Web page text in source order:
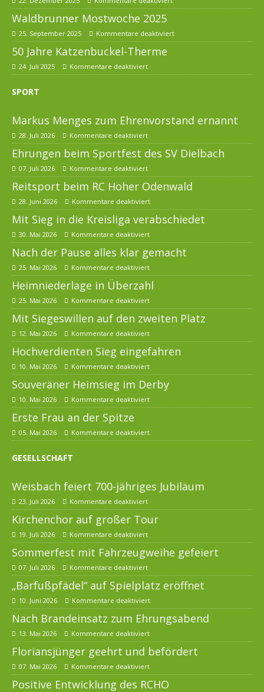
Waldbrunner Mostwoche 2025
25. September 2025 Kommentare deaktiviert
50 Jahre Katzenbuckel-Therme
24. Juli 2025 Kommentare deaktiviert
SPORT
Markus Menges zum Ehrenvorstand ernannt
28. Juli 2026 Kommentare deaktiviert
Ehrungen beim Sportfest des SV Dielbach
07. Juli 2026 Kommentare deaktiviert
Reitsport beim RC Hoher Odenwald
28. Juni 2026 Kommentare deaktiviert
Mit Sieg in die Kreisliga verabschiedet
30. Mai 2026 Kommentare deaktiviert
Nach der Pause alles klar gemacht
25. Mai 2026 Kommentare deaktiviert
Heimniederlage in Überzahl
25. Mai 2026 Kommentare deaktiviert
Mit Siegeswillen auf den zweiten Platz
12. Mai 2026 Kommentare deaktiviert
Hochverdienten Sieg eingefahren
10. Mai 2026 Kommentare deaktiviert
Souveräner Heimsieg im Derby
10. Mai 2026 Kommentare deaktiviert
Erste Frau an der Spitze
05. Mai 2026 Kommentare deaktiviert
GESELLSCHAFT
Weisbach feiert 700-jähriges Jubiläum
23. Juli 2026 Kommentare deaktiviert
Kirchenchor auf großer Tour
19. Juli 2026 Kommentare deaktiviert
Sommerfest mit Fahrzeugweihe gefeiert
07. Juli 2026 Kommentare deaktiviert
„Barfußpfädel“ auf Spielplatz eröffnet
10. Juni 2026 Kommentare deaktiviert
Nach Brandeinsatz zum Ehrungsabend
13. Mai 2026 Kommentare deaktiviert
Floriansjünger geehrt und befördert
07. Mai 2026 Kommentare deaktiviert
Positive Entwicklung des RCHO